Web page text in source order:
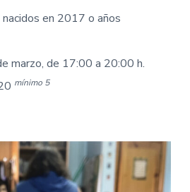
nacidos en 2017 o años
marzo, de 17:00 a 20:00 h.
mínimo 5